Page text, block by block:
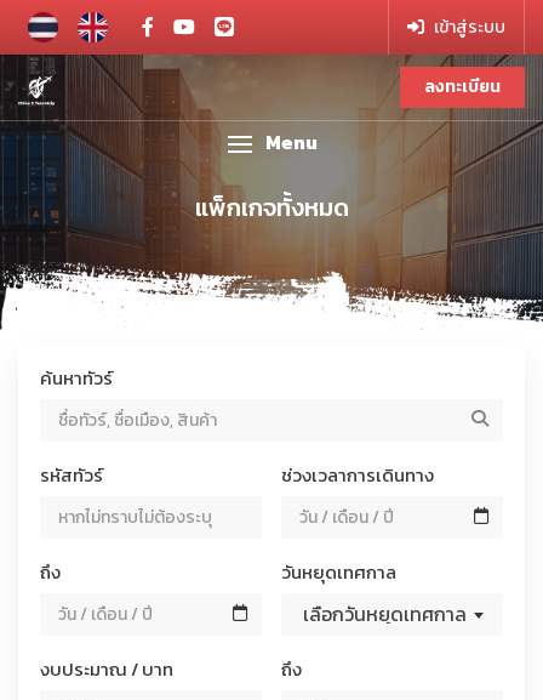
เข้าสู่ระบบ
ลงทะเบียน
Menu
แพ็กเกจทั้งหมด
ค้นหาทัวร์
รหัสทัวร์ ช่วงเวลาการเดินทาง
ถึง วันหยุดเทศกาล
เลือกวันหยุดเทศกาล
งบประมาณ / บาท ถึง